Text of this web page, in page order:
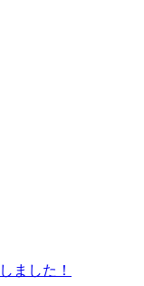
ました！